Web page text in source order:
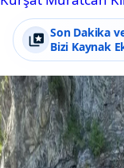
Son Dakika
Bizi Kaynak